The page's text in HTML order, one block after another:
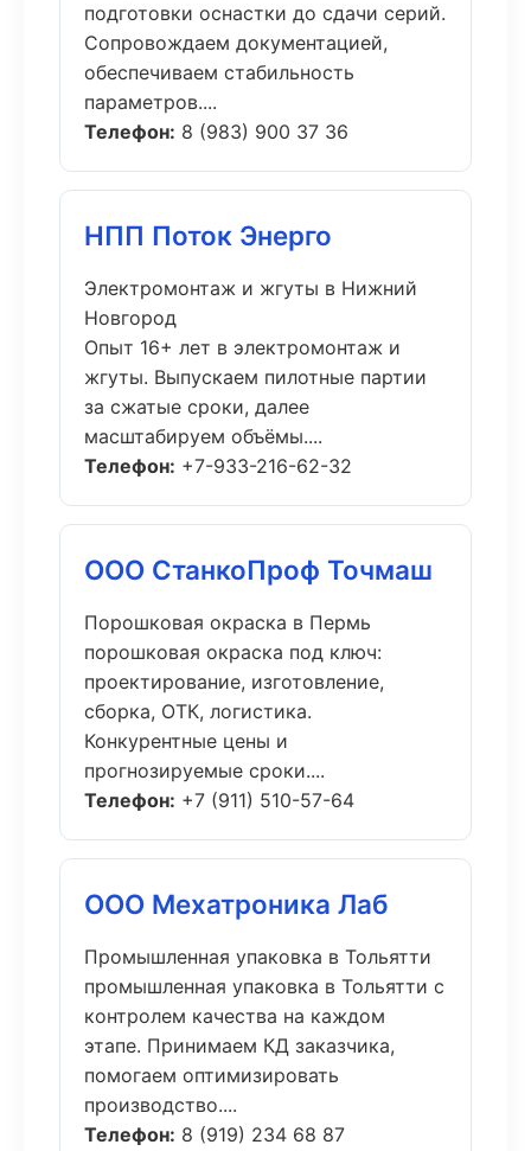
подготовки оснастки до сдачи серий.
Сопровождаем документацией,
обеспечиваем стабильность
параметров....
Телефон: 8 (983) 900 37 36
НПП Поток Энерго
Электромонтаж и жгуты в Нижний
Новгород
Опыт 16+ лет в электромонтаж и
жгуты. Выпускаем пилотные партии
за сжатые сроки, далее
масштабируем объёмы....
Телефон: +7-933-216-62-32
ООО СтанкоПроф Точмаш
Порошковая окраска в Пермь
порошковая окраска под ключ:
проектирование, изготовление,
сборка, ОТК, логистика.
Конкурентные цены и
прогнозируемые сроки....
Телефон: +7 (911) 510-57-64
ООО Мехатроника Лаб
Промышленная упаковка в Тольятти
промышленная упаковка в Тольятти с
контролем качества на каждом
этапе. Принимаем КД заказчика,
помогаем оптимизировать
производство....
Телефон: 8 (919) 234 68 87